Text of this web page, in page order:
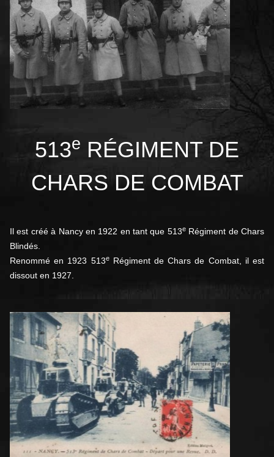
513e RÉGIMENT DE
CHARS DE COMBAT
Il est créé à Nancy en 1922 en tant que 513eRégiment de Chars
Blindés.
Renommé en 1923 513eRégiment de Chars de Combat, il est
dissout en 1927